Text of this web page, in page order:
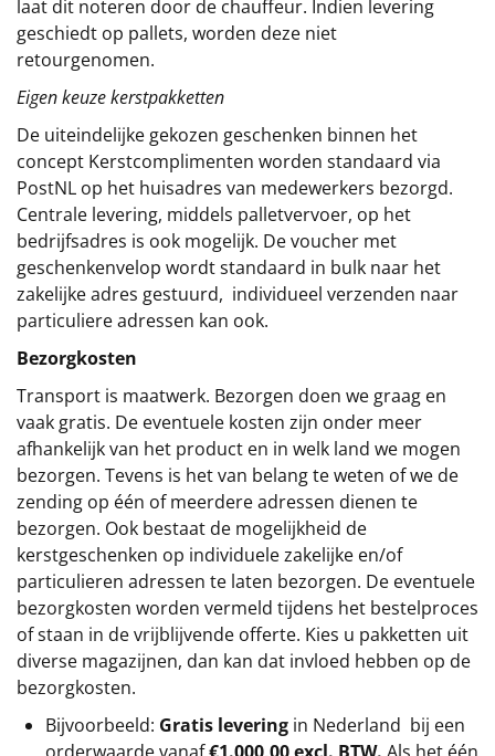
laat dit noteren door de chauffeur. Indien levering
geschiedt op pallets, worden deze niet
retourgenomen.
Eigen keuze kerstpakketten
De uiteindelijke gekozen geschenken binnen het
concept Kerstcomplimenten worden standaard via
PostNL op het huisadres van medewerkers bezorgd.
Centrale levering, middels palletvervoer, op het
bedrijfsadres is ook mogelijk. De voucher met
geschenkenvelop wordt standaard in bulk naar het
zakelijke adres gestuurd, individueel verzenden naar
particuliere adressen kan ook.
Bezorgkosten
Transport is maatwerk. Bezorgen doen we graag en
vaak gratis. De eventuele kosten zijn onder meer
afhankelijk van het product en in welk land we mogen
bezorgen. Tevens is het van belang te weten of we de
zending op één of meerdere adressen dienen te
bezorgen. Ook bestaat de mogelijkheid de
kerstgeschenken op individuele zakelijke en/of
particulieren adressen te laten bezorgen. De eventuele
bezorgkosten worden vermeld tijdens het bestelproces
of staan in de vrijblijvende offerte. Kies u pakketten uit
diverse magazijnen, dan kan dat invloed hebben op de
bezorgkosten.
Bijvoorbeeld: Gratis levering in Nederland bij een